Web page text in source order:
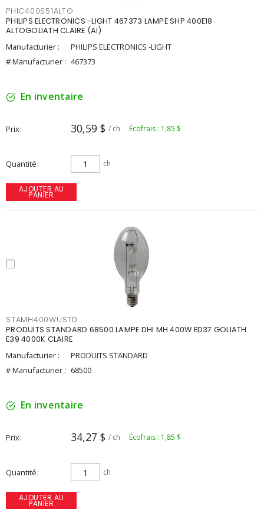
PHIC400S51ALTO
PHILIPS ELECTRONICS -LIGHT 467373 LAMPE SHP 400E18
ALTOGOLIATH CLAIRE (AI)
Manufacturier :
PHILIPS ELECTRONICS -LIGHT
# Manufacturier : 467373
En inventaire
Prix 30,59 $ / ch Écofrais : 1,85 $
Quantité ch
AJOUTER AU
PANIER
STAMH400WUSTD
PRODUITS STANDARD 68500 LAMPE DHI MH 400W ED37 GOLIATH
E39 4000K CLAIRE
Manufacturier :
PRODUITS STANDARD
# Manufacturier : 68500
En inventaire
Prix 34,27 $ / ch Écofrais : 1,85 $
Quantité ch
AJOUTER AU
PANIER